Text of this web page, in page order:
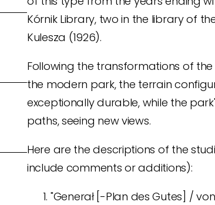
Kórnik Library, two in the library of
Kulesza (1926).
Following the transformations of
the modern park, the terrain
exceptionally durable, while the
paths, seeing new views.
Here are the descriptions of the
include comments or additions):
"Generał [-Plan des Gutes] /